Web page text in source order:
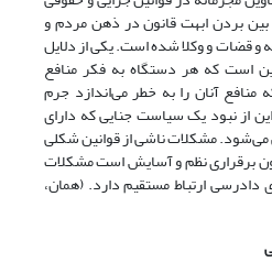
بین بردن ابهت قانون در ذهن مردم و
و قضات و وکلا شده است. یکی از دلایل
است که هر دستگاه به فکر منافع
آنان را به خطر می‌‌‌اندازد جرم
از نبود یک سیاست جنایی که دارای
مشکلات ناشی از قوانین شکلی
برقراری نظم و آسایش است مشکلات
دادرسی ارتباط مستقیم دارد. (همان،